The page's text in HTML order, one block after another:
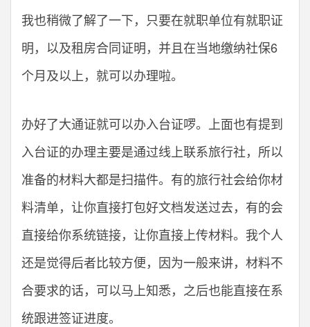
我也稍微了解了一下，只要在就职单位有就职证
明，以及租房合同证明，并且在当地缴纳社保6
个月及以上，就可以办理啦。
办好了大通证就可以办入台证啰。上面也有提到
入台证的办理主要是通过线上联系旅行社，所以
准备的材料大都是扫描件。有的旅行社会给你材
料清单，让你直接打包好文档发送过去，有的会
直接给你系统链接，让你直接上传材料。我个人
还是觉得后者比较方便，因为一般来讲，材料不
合要求的话，可以马上知悉，之后也能直接在系
统跟进签证进度。